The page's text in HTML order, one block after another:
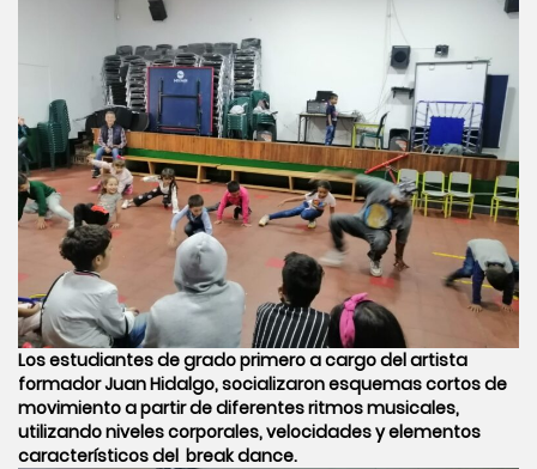
Los estudiantes de grado primero a cargo del artista
formador Juan Hidalgo, socializaron esquemas cortos de
movimiento a partir de diferentes ritmos musicales,
utilizando niveles corporales, velocidades y elementos
característicos del break dance.